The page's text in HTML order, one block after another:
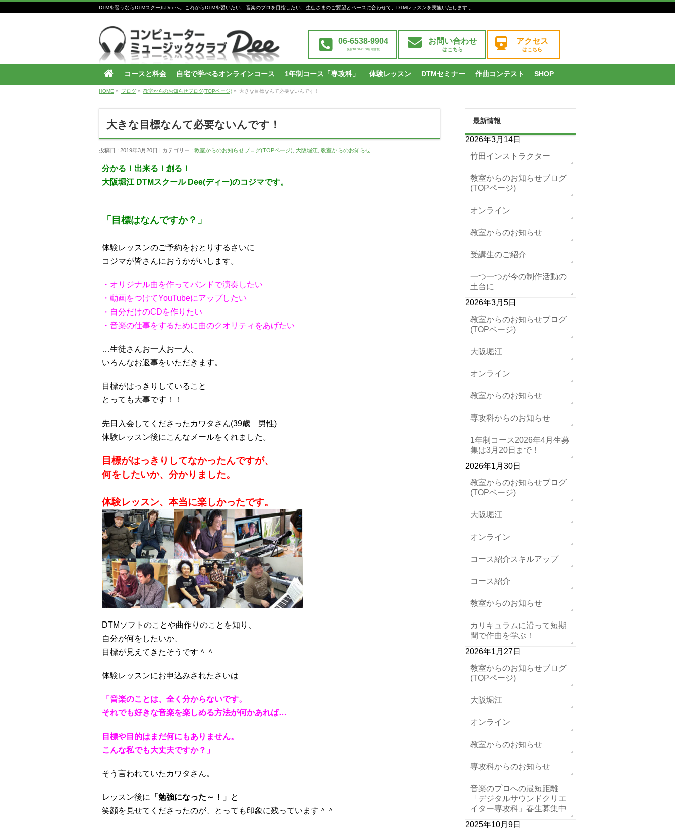
DTMを習うならDTMスクールDeeへ。これからDTMを習いたい、音楽のプロを目指したい、生徒さまのご要望とペースに合わせて、DTMレッスンを実施いたします 。
06-6538-9904
受付10:00-21:00月曜休校
お問い合わせ
はこちら
アクセス
はこちら
コースと料金 自宅で学べるオンラインコース 1年制コース「専攻科」 体験レッスン DTMセミナー 作曲コンテスト SHOP
HOME » ブログ » 教室からのお知らせブログ(TOPページ) » 大きな目標なんて必要ないんです！
大きな目標なんて必要ないんです！
投稿日 : 2019年3月20日 カテゴリー : 教室からのお知らせブログ(TOPページ) 大阪堀江 教室からのお知らせ
分かる！出来る！創る！
大阪堀江 DTMスクール Dee(ディー)のコジマです。
「目標はなんですか？」
体験レッスンのご予約をおとりするさいに
コジマが皆さんにおうかがいします。
・オリジナル曲を作ってバンドで演奏したい
・動画をつけてYouTubeにアップしたい
・自分だけのCDを作りたい
・音楽の仕事をするために曲のクオリティをあげたい
…生徒さんお一人お一人、
いろんなお返事をいただきます。
目標がはっきりしていること
とっても大事です！！
先日入会してくださったカワタさん(39歳 男性)
体験レッスン後にこんなメールをくれました。
目標がはっきりしてなかったんですが、
何をしたいか、分かりました。
体験レッスン、本当に楽しかったです。
DTMソフトのことや曲作りのことを知り、
自分が何をしたいか、
目標が見えてきたそうです＾＾
体験レッスンにお申込みされたさいは
「音楽のことは、全く分からないです。
それでも好きな音楽を楽しめる方法が何かあれば…
目標や目的はまだ何にもありません。
こんな私でも大丈夫ですか？」
そう言われていたカワタさん。
レッスン後に 「勉強になった～！」 と
笑顔を見せてくださったのが、とっても印象に残っています＾＾
最新情報
2026年3月14日
竹田インストラクター
教室からのお知らせブログ
(TOPページ)
オンライン
教室からのお知らせ
受講生のご紹介
一つ一つが今の制作活動の
土台に
2026年3月5日
教室からのお知らせブログ
(TOPページ)
大阪堀江
オンライン
教室からのお知らせ
専攻科からのお知らせ
1年制コース2026年4月生募
集は3月20日まで！
2026年1月30日
教室からのお知らせブログ
(TOPページ)
大阪堀江
オンライン
コース紹介スキルアップ
コース紹介
教室からのお知らせ
カリキュラムに沿って短期
間で作曲を学ぶ！
2026年1月27日
教室からのお知らせブログ
(TOPページ)
大阪堀江
オンライン
教室からのお知らせ
専攻科からのお知らせ
音楽のプロへの最短距離
「デジタルサウンドクリエ
イター専攻科」春生募集中
2025年10月9日